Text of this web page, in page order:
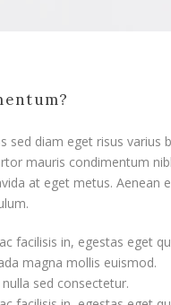
sed diam eget risus varius
mauris condimentum
at eget metus. Aenean
facilisis in, egestas eget
magna mollis euismod.
sed consectetur.